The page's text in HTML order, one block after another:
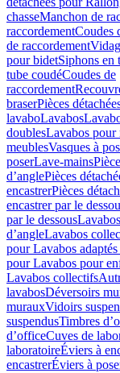
chasseManchon de
raccordementCoudes
de raccordement
pour bidetSiphons en
tube coudéCoudes de
raccordement
braserPièces
lavaboLavabos
doublesLavabos pour
meublesVasques à
poserLave-mains
d’anglePièces
encastrerPièces
encastrer par le
par le dessous
d’angleLavabos
pour Lavabos
pour Lavabos pour
Lavabos collectifs
lavabosDéversoirs
murauxVidoirs
suspendusTimbres
dʼofficeCuves de
laboratoireÉviers à
encastrerÉviers à